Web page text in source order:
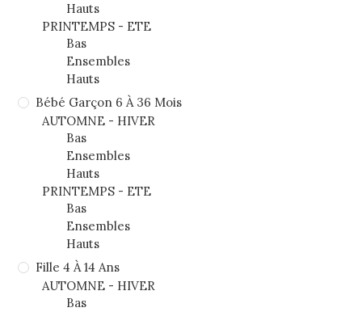
Hauts
PRINTEMPS - ETE
Bas
Ensembles
Hauts
Bébé Garçon 6 À 36 Mois
AUTOMNE - HIVER
Bas
Ensembles
Hauts
PRINTEMPS - ETE
Bas
Ensembles
Hauts
Fille 4 À 14 Ans
AUTOMNE - HIVER
Bas